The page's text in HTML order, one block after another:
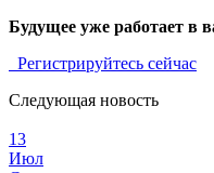
Будущее уже работает в
Регистрируйтесь сейчас
Следующая новость
13
Июл